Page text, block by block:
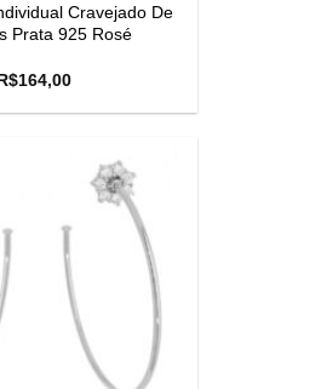
Cravejado De
Prata 925 Rosé
164,00